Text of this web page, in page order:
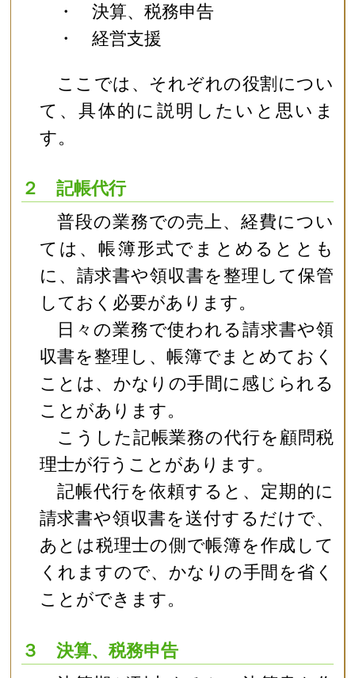
・ 決算、税務申告
・ 経営支援
ここでは、それぞれの役割につい
て、具体的に説明したいと思いま
す。
２ 記帳代行
普段の業務での売上、経費につい
ては、帳簿形式でまとめるととも
に、請求書や領収書を整理して保管
しておく必要があります。
日々の業務で使われる請求書や領
収書を整理し、帳簿でまとめておく
ことは、かなりの手間に感じられる
ことがあります。
こうした記帳業務の代行を顧問税
理士が行うことがあります。
記帳代行を依頼すると、定期的に
請求書や領収書を送付するだけで、
あとは税理士の側で帳簿を作成して
くれますので、かなりの手間を省く
ことができます。
３ 決算、税務申告